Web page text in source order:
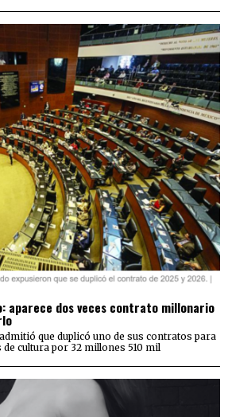
aparece dos veces contrato millonario
que duplicó uno de sus contratos para
cultura por 32 millones 510 mil